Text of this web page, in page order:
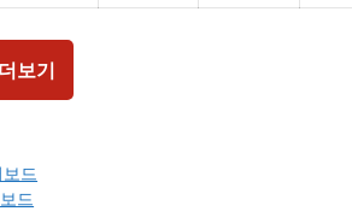
보기
드
드